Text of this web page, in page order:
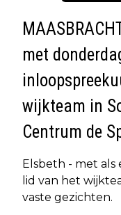
met
wijkteam in
Centrum de
Elsbeth - met als
lid van het
vaste gezichten.